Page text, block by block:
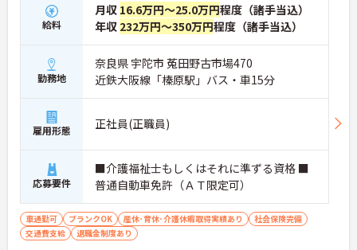
給料
月収 16.6万円～25.0万円程度（諸手当込）
年収 232万円～350万円程度（諸手当込）
勤務地
奈良県 宇陀市 菟田野古市場470
近鉄大阪線「榛原駅」バス・車15分
雇用形態 正社員(正職員)
応募要件
■介護福祉士もしくはそれに準ずる資格 ■
普通自動車免許（ＡＴ限定可）
車通勤可 ブランクOK 産休･育休･介護休暇取得実績あり
社会保険完備
交通費支給
退職金制度あり